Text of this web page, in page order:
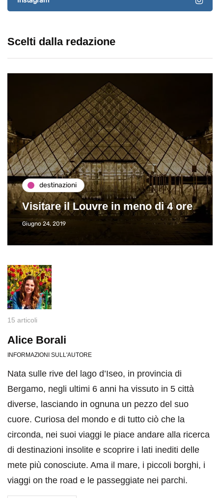
Scelti dalla redazione
destinazioni
Visitare il Louvre in meno di 4 ore
Giugno 24, 2019
15 articoli
Alice Borali
INFORMAZIONI SULL'AUTORE
Nata sulle rive del lago d’Iseo, in provincia di
Bergamo, negli ultimi 6 anni ha vissuto in 5 città
diverse, lasciando in ognuna un pezzo del suo
cuore. Curiosa del mondo e di tutto ciò che la
circonda, nei suoi viaggi le piace andare alla ricerca
di destinazioni insolite e scoprire i lati inediti delle
mete più conosciute. Ama il mare, i piccoli borghi, i
viaggi on the road e le passeggiate nei parchi.